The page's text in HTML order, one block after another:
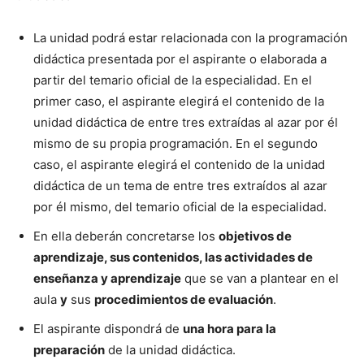
La unidad podrá estar relacionada con la programación
didáctica presentada por el aspirante o elaborada a
partir del temario oficial de la especialidad. En el
primer caso, el aspirante elegirá el contenido de la
unidad didáctica de entre tres extraídas al azar por él
mismo de su propia programación. En el segundo
caso, el aspirante elegirá el contenido de la unidad
didáctica de un tema de entre tres extraídos al azar
por él mismo, del temario oficial de la especialidad.
En ella deberán concretarse los objetivos de
aprendizaje, sus contenidos, las actividades de
enseñanza y aprendizaje que se van a plantear en el
aula y sus procedimientos de evaluación.
El aspirante dispondrá de una hora para la
preparación de la unidad didáctica.